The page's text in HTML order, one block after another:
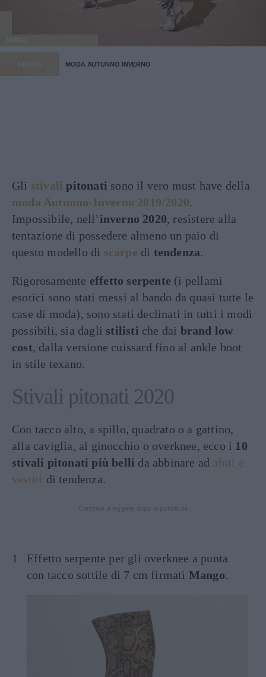
MODA
STORIA MODA AUTUNNO INVERNO
Gli stivali pitonati sono il vero must have della
moda Autunno-Inverno 2019/2020.
Impossibile, nell’inverno 2020, resistere alla
tentazione di possedere almeno un paio di
questo modello di scarpe di tendenza.
Rigorosamente effetto serpente (i pellami
esotici sono stati messi al bando da quasi tutte le
case di moda), sono stati declinati in tutti i modi
possibili, sia dagli stilisti che dai brand low
cost, dalla versione cuissard fino al ankle boot
in stile texano.
Stivali pitonati 2020
Con tacco alto, a spillo, quadrato o a gattino,
alla caviglia, al ginocchio o overknee, ecco i 10
stivali pitonati più belli da abbinare ad abiti e
vestiti di tendenza.
Effetto serpente per gli overknee a punta
con tacco sottile di 7 cm firmati Mango.